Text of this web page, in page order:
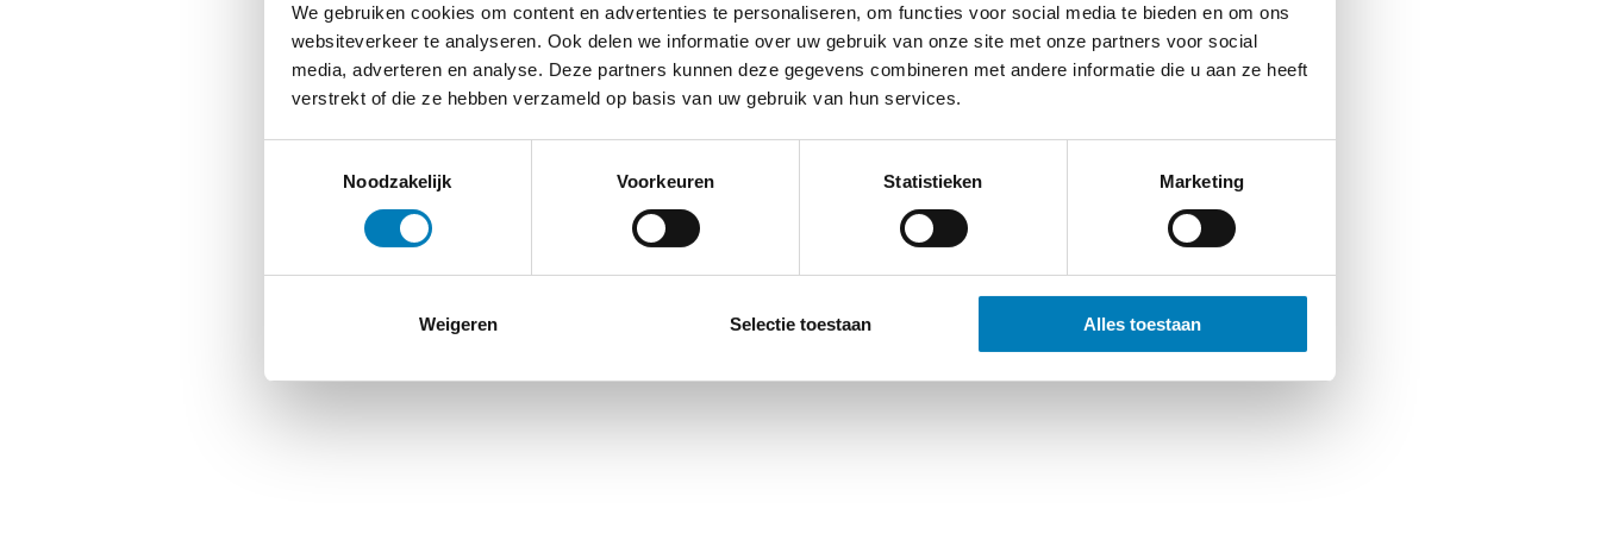
We gebruiken cookies om content en advertenties te personaliseren, om functies voor social media te bieden en om ons
websiteverkeer te analyseren. Ook delen we informatie over uw gebruik van onze site met onze partners voor social
media, adverteren en analyse. Deze partners kunnen deze gegevens combineren met andere informatie die u aan ze heeft
verstrekt of die ze hebben verzameld op basis van uw gebruik van hun services.
Noodzakelijk
Voorkeuren Statistieken Marketing
Weigeren Selectie toestaan Alles toestaan